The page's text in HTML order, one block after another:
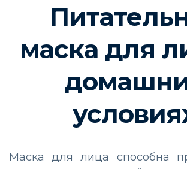
маска для
Маска для лица способна